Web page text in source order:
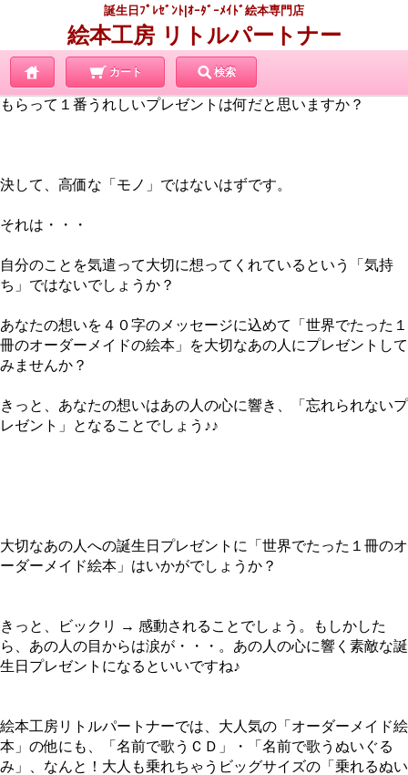
誕生日ﾌﾟﾚｾﾞﾝﾄ|ｵｰﾀﾞｰﾒｲﾄﾞ絵本専門店
絵本工房 リトルパートナー
カート 検索
もらって１番うれしいプレゼントは何だと思いますか？
決して、高価な「モノ」ではないはずです。
それは・・・
自分のことを気遣って大切に想ってくれているという「気持
ち」ではないでしょうか？
あなたの想いを４０字のメッセージに込めて「世界でたった１
冊のオーダーメイドの絵本」を大切なあの人にプレゼントして
みませんか？
きっと、あなたの想いはあの人の心に響き、「忘れられないプ
レゼント」となることでしょう♪♪
大切なあの人への誕生日プレゼントに「世界でたった１冊のオ
ーダーメイド絵本」はいかがでしょうか？
きっと、ビックリ → 感動されることでしょう。もしかした
ら、あの人の目からは涙が・・・。あの人の心に響く素敵な誕
生日プレゼントになるといいですね♪
絵本工房リトルパートナーでは、大人気の「オーダーメイド絵
本」の他にも、「名前で歌うＣＤ」・「名前で歌うぬいぐる
み」、なんと！大人も乗れちゃうビッグサイズの「乗れるぬい